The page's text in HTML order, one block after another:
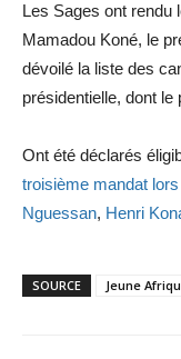
Les Sages ont rendu
Mamadou Koné, le
dévoilé la liste des
présidentielle, dont
Ont été déclarés
troisième mandat
Nguessan, Henri
SOURCE Jeune